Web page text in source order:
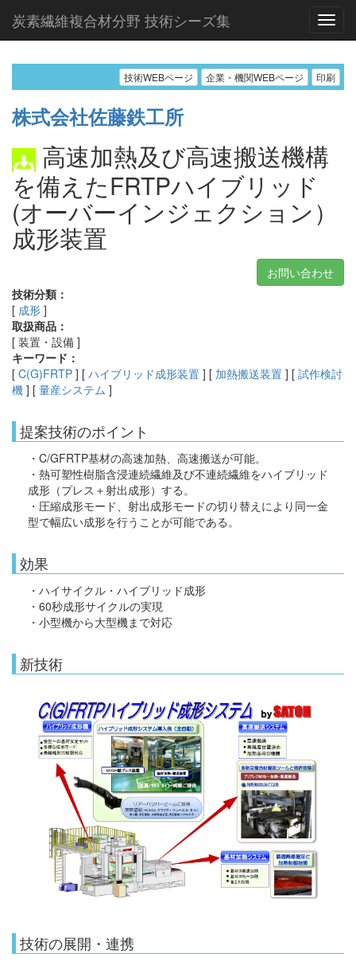
炭素繊維複合材分野 技術シーズ集
技術WEBページ 企業・機関WEBページ 印刷
株式会社佐藤鉄工所
高速加熱及び高速搬送機構
を備えたFRTPハイブリッド
(オーバーインジェクション）
成形装置
お問い合わせ
技術分類：
[ 成形 ]
取扱商品：
[ 装置・設備 ]
キーワード：
[ C(G)FRTP ] [ ハイブリッド成形装置 ] [ 加熱搬送装置 ] [ 試作検討
機 ] [ 量産システム ]
提案技術のポイント
・C/GFRTP基材の高速加熱、高速搬送が可能。
・熱可塑性樹脂含浸連続繊維及び不連続繊維をハイブリッド
成形（プレス＋射出成形）する。
・圧縮成形モード、射出成形モードの切り替えにより同一金
型で幅広い成形を行うことが可能である。
効果
・ハイサイクル・ハイブリッド成形
・60秒成形サイクルの実現
・小型機から大型機まで対応
新技術
技術の展開・連携